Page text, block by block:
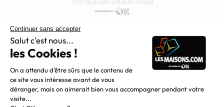
Constructeur de maisons individuelles, Maisons.com est une
filiale du Groupe BDL, leader de la construction dans le
grand nord de la France.
Liens utiles